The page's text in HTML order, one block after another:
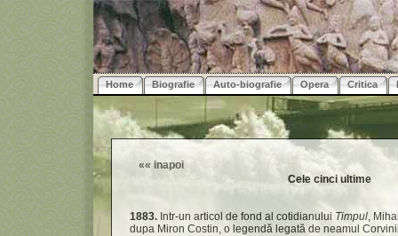
Home Biografie Auto-biografie Opera Critica
«« inapoi
Cele cinci ultime
1883. Intr-un articol de fond al cotidianului Timpul,
dupa Miron Costin, o legendă legată de neamul